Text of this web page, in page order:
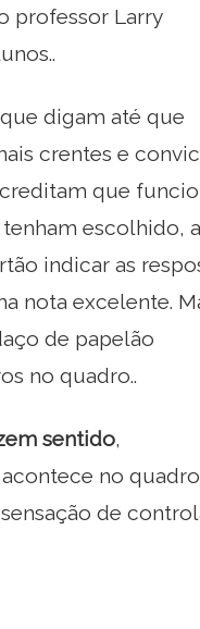
professor Larry
digam até que
crentes e
que
escolhido, a
indicar as
nota excelente.
de papelão
no quadro..
sentido,
no
de